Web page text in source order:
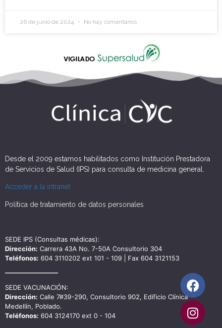
26 de junio de 2024 No hay comentarios
Desde el 2009 estamos habilitados como Institución Prestadora
de Servicios de Salud (IPS) para consulta de medicina general.
Acceder a la intranet
Política de tratamiento de datos personales
SEDE IPS (Consultas médicas):
Dirección: Carrera 43A No. 7-50A Consultorio 304
Teléfonos: 604 3110202 ext 101 - 109 | Fax 604 3121153
SEDE VACUNACIÓN:
Dirección: Calle 7#39-290, Consultorio 902, Edificio Clínica
Medellín, Poblado.
Teléfonos: 604 3124170 ext 0 - 104